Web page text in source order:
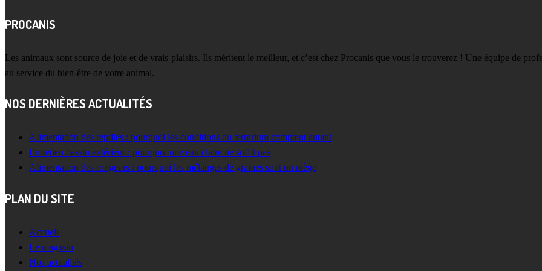
PROCANIS
Les animaux sont source de joie et de vrais plaisirs. Ils méritent le meilleur, et c’est chez Procanis que vous le trouverez ! Une équipe de
au service du bien-être de votre animal.
NOS DERNIÈRES ACTUALITÉS
Alimentation des reptiles : pourquoi les conditions du terrarium comptent autant
Entretien bassin extérieur : pourquoi une eau claire ne suffit pas
Alimentation des rongeurs : pourquoi les mélanges de graines sont un piège
PLAN DU SITE
Accueil
Le magasin
Nos actualités